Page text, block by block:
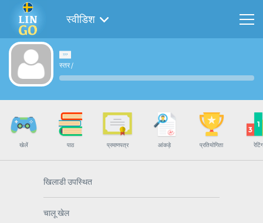
स्वीडिश
स्तर/
खेलें पाठ प्रमाणपत्र आंकड़े प्रतियोगिता रेटिंग
खिलाडी उपस्थित
चालू खेल